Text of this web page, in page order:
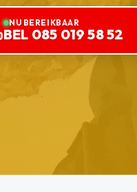
NU BEREIKBAAR
BEL 085 019 58 52